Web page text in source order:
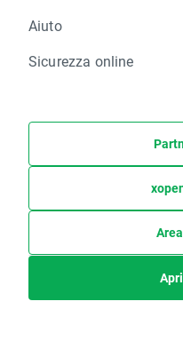
Aiuto
Sicurezza online